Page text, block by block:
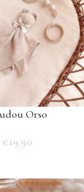
Orso
€19.90